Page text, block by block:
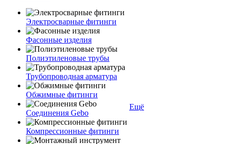
Электросварные фитинги
Фасонные изделия
Полиэтиленовые трубы
Трубопроводная арматура
Обжимные фитинги
Соединения Gebo
Компрессионные фитинги
Ещё